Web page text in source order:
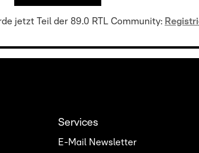
jetzt Teil der 89.0 RTL Community:
Services
E-Mail Newsletter